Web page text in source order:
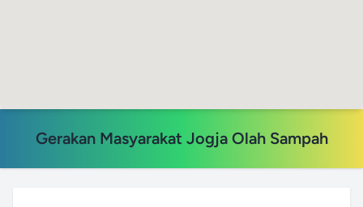
Gerakan Masyarakat Jogja Olah Sampah